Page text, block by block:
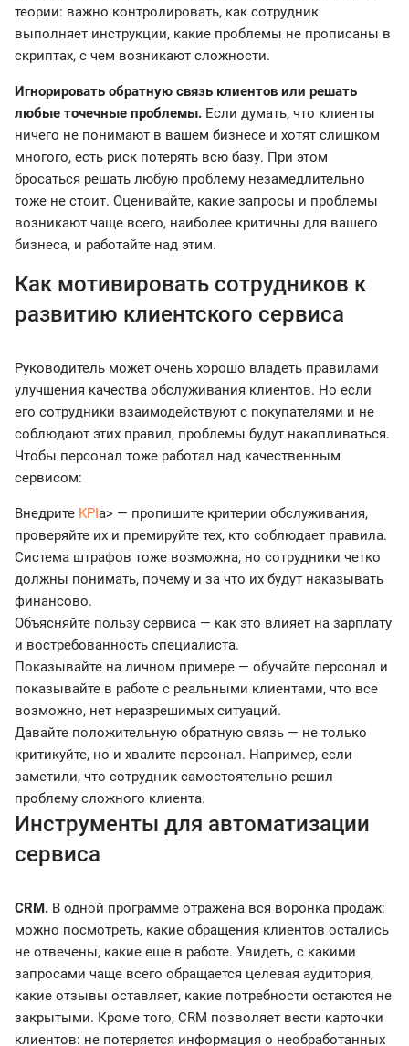
теории: важно контролировать, как сотрудник
выполняет инструкции, какие проблемы не прописаны в
скриптах, с чем возникают сложности.
Игнорировать обратную связь клиентов или решать
любые точечные проблемы. Если думать, что клиенты
ничего не понимают в вашем бизнесе и хотят слишком
многого, есть риск потерять всю базу. При этом
бросаться решать любую проблему незамедлительно
тоже не стоит. Оценивайте, какие запросы и проблемы
возникают чаще всего, наиболее критичны для вашего
бизнеса, и работайте над этим.
Как мотивировать сотрудников к
развитию клиентского сервиса
Руководитель может очень хорошо владеть правилами
улучшения качества обслуживания клиентов. Но если
его сотрудники взаимодействуют с покупателями и не
соблюдают этих правил, проблемы будут накапливаться.
Чтобы персонал тоже работал над качественным
сервисом:
Внедрите KPIa> — пропишите критерии обслуживания,
проверяйте их и премируйте тех, кто соблюдает правила.
Система штрафов тоже возможна, но сотрудники четко
должны понимать, почему и за что их будут наказывать
финансово.
Объясняйте пользу сервиса — как это влияет на зарплату
и востребованность специалиста.
Показывайте на личном примере — обучайте персонал и
показывайте в работе с реальными клиентами, что все
возможно, нет неразрешимых ситуаций.
Давайте положительную обратную связь — не только
критикуйте, но и хвалите персонал. Например, если
заметили, что сотрудник самостоятельно решил
проблему сложного клиента.
Инструменты для автоматизации
сервиса
CRM. В одной программе отражена вся воронка продаж:
можно посмотреть, какие обращения клиентов остались
не отвечены, какие еще в работе. Увидеть, с какими
запросами чаще всего обращается целевая аудитория,
какие отзывы оставляет, какие потребности остаются не
закрытыми. Кроме того, CRM позволяет вести карточки
клиентов: не потеряется информация о необработанных